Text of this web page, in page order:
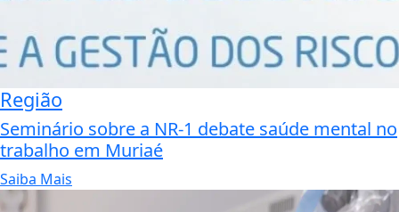
Região
Seminário sobre a NR-1 debate saúde mental no
trabalho em Muriaé
Saiba Mais